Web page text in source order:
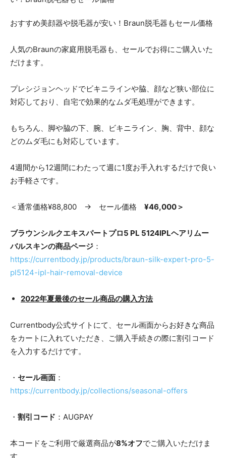
おすすめ美顔器や脱毛器が安い！Braun脱毛器もセール価格
人気のBraunの家庭用脱毛器も、セールでお得にご購入いた
だけます。
プレシジョンヘッドでビキニラインや脇、顔など狭い部位に
対応しており、自宅で効果的なムダ毛処理ができます。
もちろん、脚や脇の下、腕、ビキニライン、胸、背中、顔な
どのムダ毛にも対応しています。
4週間から12週間にわたって週に1度お手入れするだけで良い
お手軽さです。
＜通常価格¥88,800 → セール価格 ¥46,000＞
ブラウンシルクエキスパートプロ5 PL 5124IPLヘアリムー
バルスキンの商品ページ ：
https://currentbody.jp/products/braun-silk-expert-pro-5-
pl5124-ipl-hair-removal-device
2022年夏最後のセール商品の購入方法
Currentbody公式サイトにて、セール画面からお好きな商品
をカートに入れていただき、ご購入手続きの際に割引コード
を入力するだけです。
・ セール画面 ：
https://currentbody.jp/collections/seasonal-offers
・ 割引コード ：AUGPAY
本コードをご利用で厳選商品が8%オフでご購入いただけま